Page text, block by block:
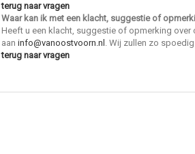
terug naar vragen
Waar kan ik met een klacht, suggestie of
Heeft u een klacht, suggestie of opmerking
aan info@vanoostvoorn.nl . Wij zullen zo
terug naar vragen